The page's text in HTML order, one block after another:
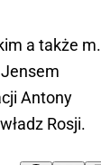
a także m.
Antony
Rosji.